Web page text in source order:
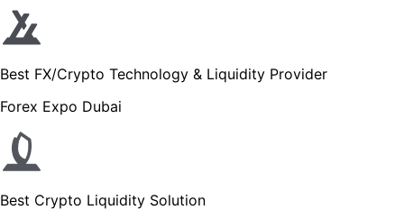
Best FX/Crypto Technology & Liquidity Provider
Forex Expo Dubai
Best Crypto Liquidity Solution